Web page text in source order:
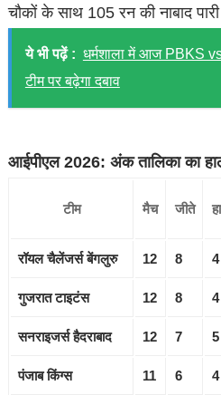
चौकों के साथ 105 रन की नाबाद
ये भी पढ़ें : धर्मशाला में आज PBKS
टीम पर बढ़ेगा दबाव
आईपीएल 2026: अंक तालिका का
टीम मैच जीते
रॉयल चैलेंजर्स बेंगलुरु 12 8 4
गुजरात टाइटंस 12 8 4
सनराइजर्स हैदराबाद 12 7 5
पंजाब किंग्स 11 6 4